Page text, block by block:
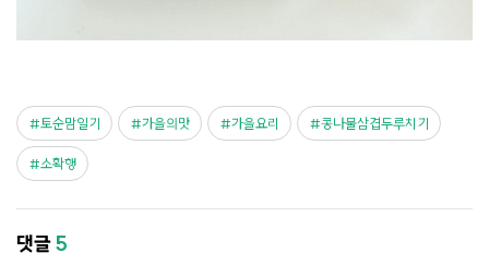
토순맘일기 가을의맛 가을요리 콩나물삼겹두루치기
소확행
댓글5